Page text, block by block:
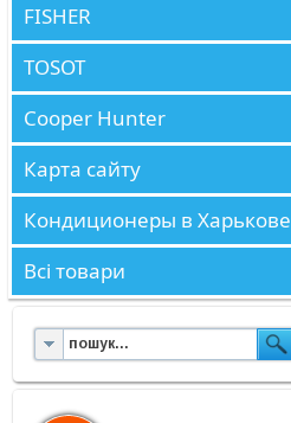
FISHER
TOSOT
Cooper Hunter
Карта сайту
Кондиционеры в Харькове
Всі товари